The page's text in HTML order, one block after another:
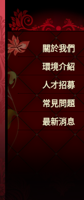
關於我們
環境介紹
人才招募
常見問題
最新消息